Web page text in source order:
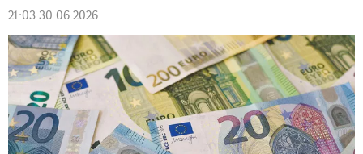
21:03 30.06.2026